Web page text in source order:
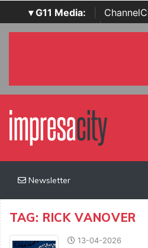
▾ G11 Media:
SecurityOpenLab | Italian
Newsletter
TAG: RICK VANOVER
13-04-2026